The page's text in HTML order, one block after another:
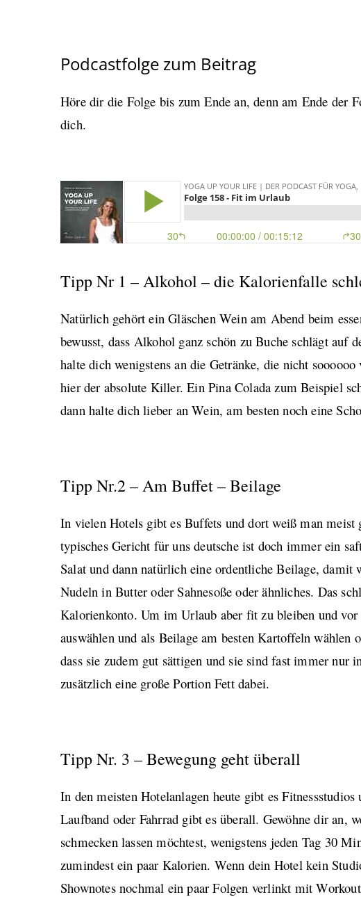
Podcastfolge zum Beitrag
Höre dir die Folge bis zum Ende an, denn am Ende der
dich.
Tipp Nr 1 – Alkohol – die Kalorienfalle
Natürlich gehört ein Gläschen Wein am Abend beim
bewusst, dass Alkohol ganz schön zu Buche schlägt auf
halte dich wenigstens an die Getränke, die nicht
hier der absolute Killer. Ein Pina Colada zum Beispiel
dann halte dich lieber an Wein, am besten noch eine
Tipp Nr.2 – Am Buffet – Beilage
In vielen Hotels gibt es Buffets und dort weiß man meist
typisches Gericht für uns deutsche ist doch immer ein
Salat und dann natürlich eine ordentliche Beilage, damit
Nudeln in Butter oder Sahnesoße oder ähnliches. Das
Kalorienkonto. Um im Urlaub aber fit zu bleiben und
auswählen und als Beilage am besten Kartoffeln wählen
dass sie zudem gut sättigen und sie sind fast immer nur
zusätzlich eine große Portion Fett dabei.
Tipp Nr. 3 – Bewegung geht überall
In den meisten Hotelanlagen heute gibt es
Laufband oder Fahrrad gibt es überall. Gewöhne dir an,
schmecken lassen möchtest, wenigstens jeden Tag 30
zumindest ein paar Kalorien. Wenn dein Hotel kein
Shownotes nochmal ein paar Folgen verlinkt mit